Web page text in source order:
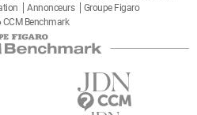
Annonceurs
Groupe Figaro
Benchmark